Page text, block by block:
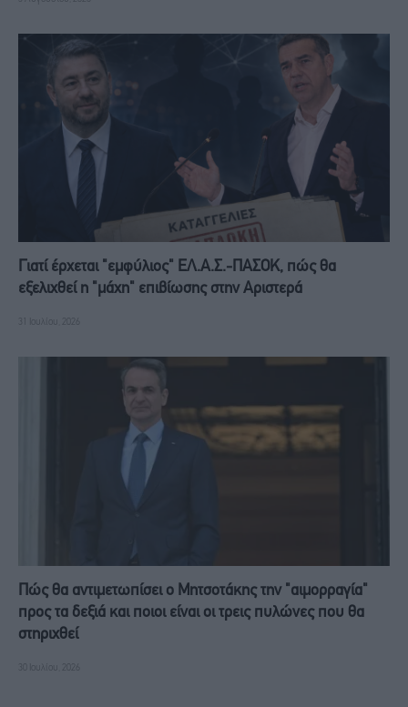
Γιατί έρχεται "εμφύλιος" ΕΛ.Α.Σ.-ΠΑΣΟΚ, πώς θα
εξελιχθεί η "μάχη" επιβίωσης στην Αριστερά
31 Ιουλίου, 2026
Πώς θα αντιμετωπίσει ο Μητσοτάκης την "αιμορραγία"
προς τα δεξιά και ποιοι είναι οι τρεις πυλώνες που θα
στηριχθεί
30 Ιουλίου, 2026